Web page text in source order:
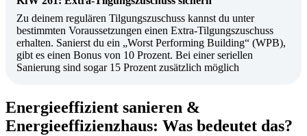
Zu deinem regulären Tilgungszuschuss kannst du unter
bestimmten Voraussetzungen einen Extra-Tilgungszuschuss
erhalten. Sanierst du ein „Worst Performing Building“ (WPB),
gibt es einen Bonus von 10 Prozent. Bei einer seriellen
Sanierung sind sogar 15 Prozent zusätzlich möglich
Energieeffizient sanieren &
Energieeffizienzhaus: Was bedeutet das?